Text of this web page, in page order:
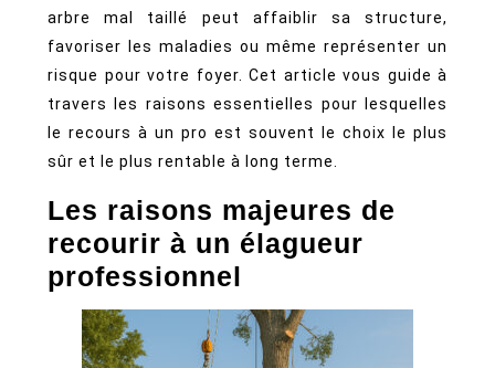
arbre mal taillé peut affaiblir sa structure,
favoriser les maladies ou même représenter un
risque pour votre foyer. Cet article vous guide à
travers les raisons essentielles pour lesquelles
le recours à un pro est souvent le choix le plus
sûr et le plus rentable à long terme.
Les raisons majeures de
recourir à un élagueur
professionnel